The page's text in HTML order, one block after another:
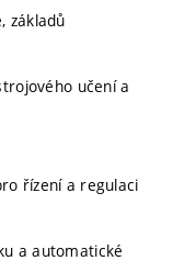
základů
učení a
řízení a regulaci
a automatické